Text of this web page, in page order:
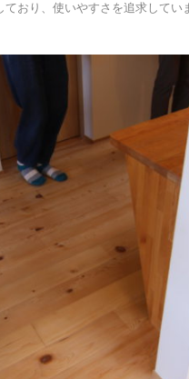
おり、使いやすさを追求してい